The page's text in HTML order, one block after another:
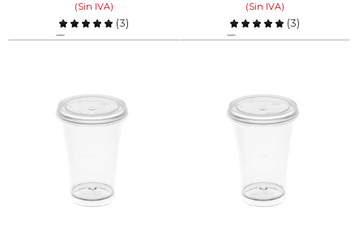
(Sin IVA)
(3)
Comparar
(Sin IVA)
(3)
Comparar